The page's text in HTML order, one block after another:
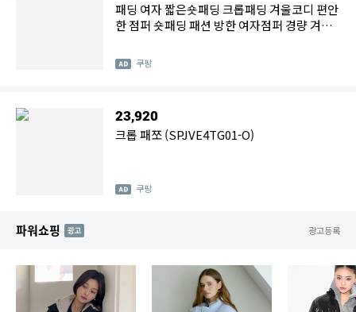
패딩 여자 짧은숏패딩 크롭패딩 겨울코디 편안
한 점퍼 숏패딩 패션 방한 여자점퍼 경량 겨울
쿠팡
23,920
크롭 패쪼 (SPJVE4TG01-O)
쿠팡
파워쇼핑 AD 광고등록